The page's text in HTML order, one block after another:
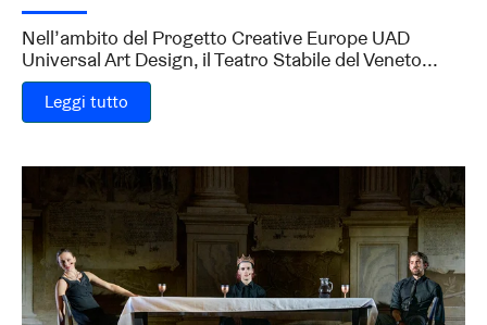
Nell’ambito del Progetto Creative Europe UAD
Universal Art Design, il Teatro Stabile del Veneto...
Leggi tutto